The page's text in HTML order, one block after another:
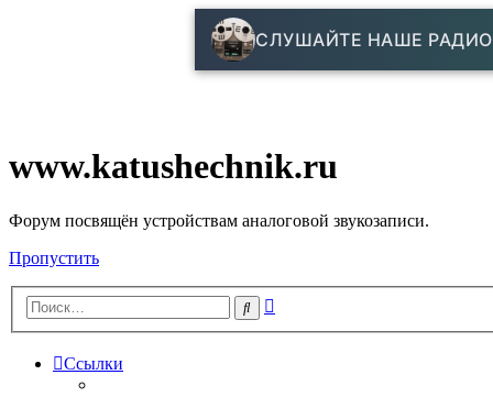
СЛУШАЙТЕ НАШЕ РАДИО
www.katushechnik.ru
Форум посвящён устройствам аналоговой звукозаписи.
Пропустить
Поиск
Ссылки